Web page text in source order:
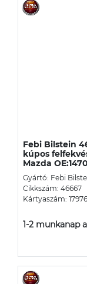
Febi Bilstein
kúpos
Mazda
Gyártó: Febi
Cikkszám: 46667
Kártyaszám:
1-2 munkanap